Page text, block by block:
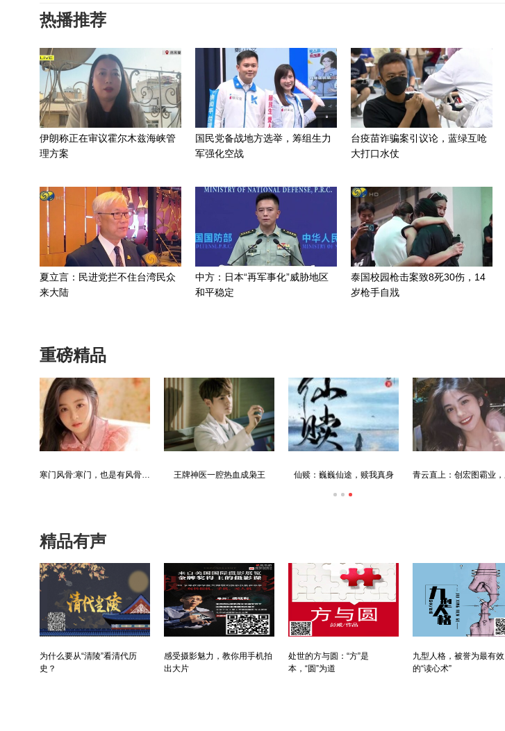
热播推荐
伊朗称正在审议霍尔木兹海峡管
理方案
国民党备战地方选举，筹组生力
军强化空战
台疫苗诈骗案引议论，蓝绿互呛
大打口水仗
夏立言：民进党拦不住台湾民众
来大陆
中方：日本“再军事化”威胁地区
和平稳定
泰国校园枪击案致8死30伤，14
岁枪手自戕
重磅精品
寒门风骨:寒门，也是有风骨的！ 王牌神医一腔热血成枭王 仙赎：巍巍仙途，赎我真身
精品有声
为什么要从“清陵”看清代历
史？
感受摄影魅力，教你用手机拍
出大片
处世的方与圆：“方”是
本，“圆”为道
九型人格，被誉为最有效
的“读心术”